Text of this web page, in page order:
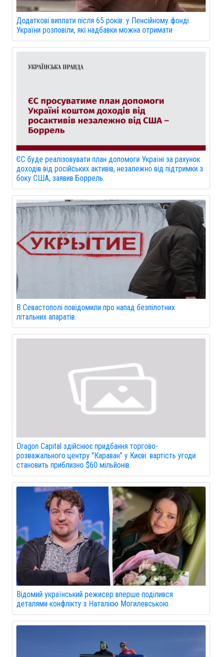
Додаткові виплати після 65 років: у Пенсійному фонді
України розповіли, які надбавки можна отримати
ЄС буде реалізовувати план допомоги Україні за рахунок
доходів від російських активів, незалежно від підтримки з
боку США, заявив Боррель.
В Севастополі повідомили про напад безпілотних
літальних апаратів.
Dragon Capital здійснює придбання торгово-
розважального центру "Караван" у Києві: вартість угоди
становить приблизно $60 мільйонів.
Відомий український режисер вперше поділився
деталями конфлікту з Наталією Могилевською.